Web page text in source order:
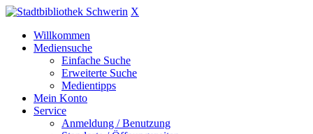
X
Willkommen
Mediensuche
Einfache Suche
Erweiterte Suche
Medientipps
Mein Konto
Service
Anmeldung / Benutzung